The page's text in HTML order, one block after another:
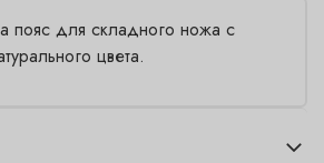
пояс для складного ножа с
цвета.